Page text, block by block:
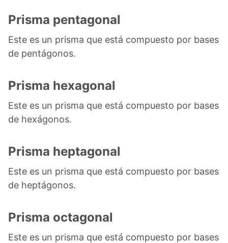
Prisma pentagonal
Este es un prisma que está compuesto por bases
de pentágonos.
Prisma hexagonal
Este es un prisma que está compuesto por bases
de hexágonos.
Prisma heptagonal
Este es un prisma que está compuesto por bases
de heptágonos.
Prisma octagonal
Este es un prisma que está compuesto por bases